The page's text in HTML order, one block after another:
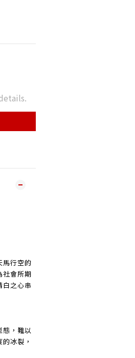
馬行空的
社會所期
白之心串
，難以
冰裂，